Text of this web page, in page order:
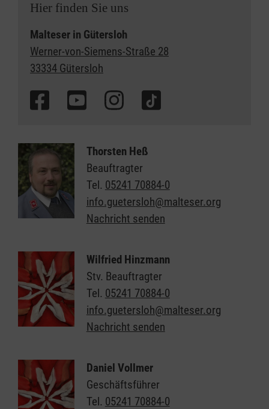
Hier finden Sie uns
Malteser in Gütersloh
Werner-von-Siemens-Straße 28
33334 Gütersloh
Thorsten Heß
Beauftragter
Tel. 05241 70884-0
info.guetersloh@malteser.org
Nachricht senden
Wilfried Hinzmann
Stv. Beauftragter
Tel. 05241 70884-0
info.guetersloh@malteser.org
Nachricht senden
Daniel Vollmer
Geschäftsführer
Tel. 05241 70884-0